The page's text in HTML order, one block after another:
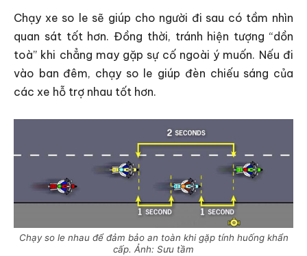
Chạy xe so le sẽ giúp cho người đi sau có tầm nhìn
quan sát tốt hơn. Đồng thời, tránh hiện tượng “dồn
toà” khi chẳng may gặp sự cố ngoài ý muốn. Nếu đi
vào ban đêm, chạy so le giúp đèn chiếu sáng của
các xe hỗ trợ nhau tốt hơn.
Chạy so le nhau để đảm bảo an toàn khi gặp tính huống khẩn
cấp. Ảnh: Sưu tầm